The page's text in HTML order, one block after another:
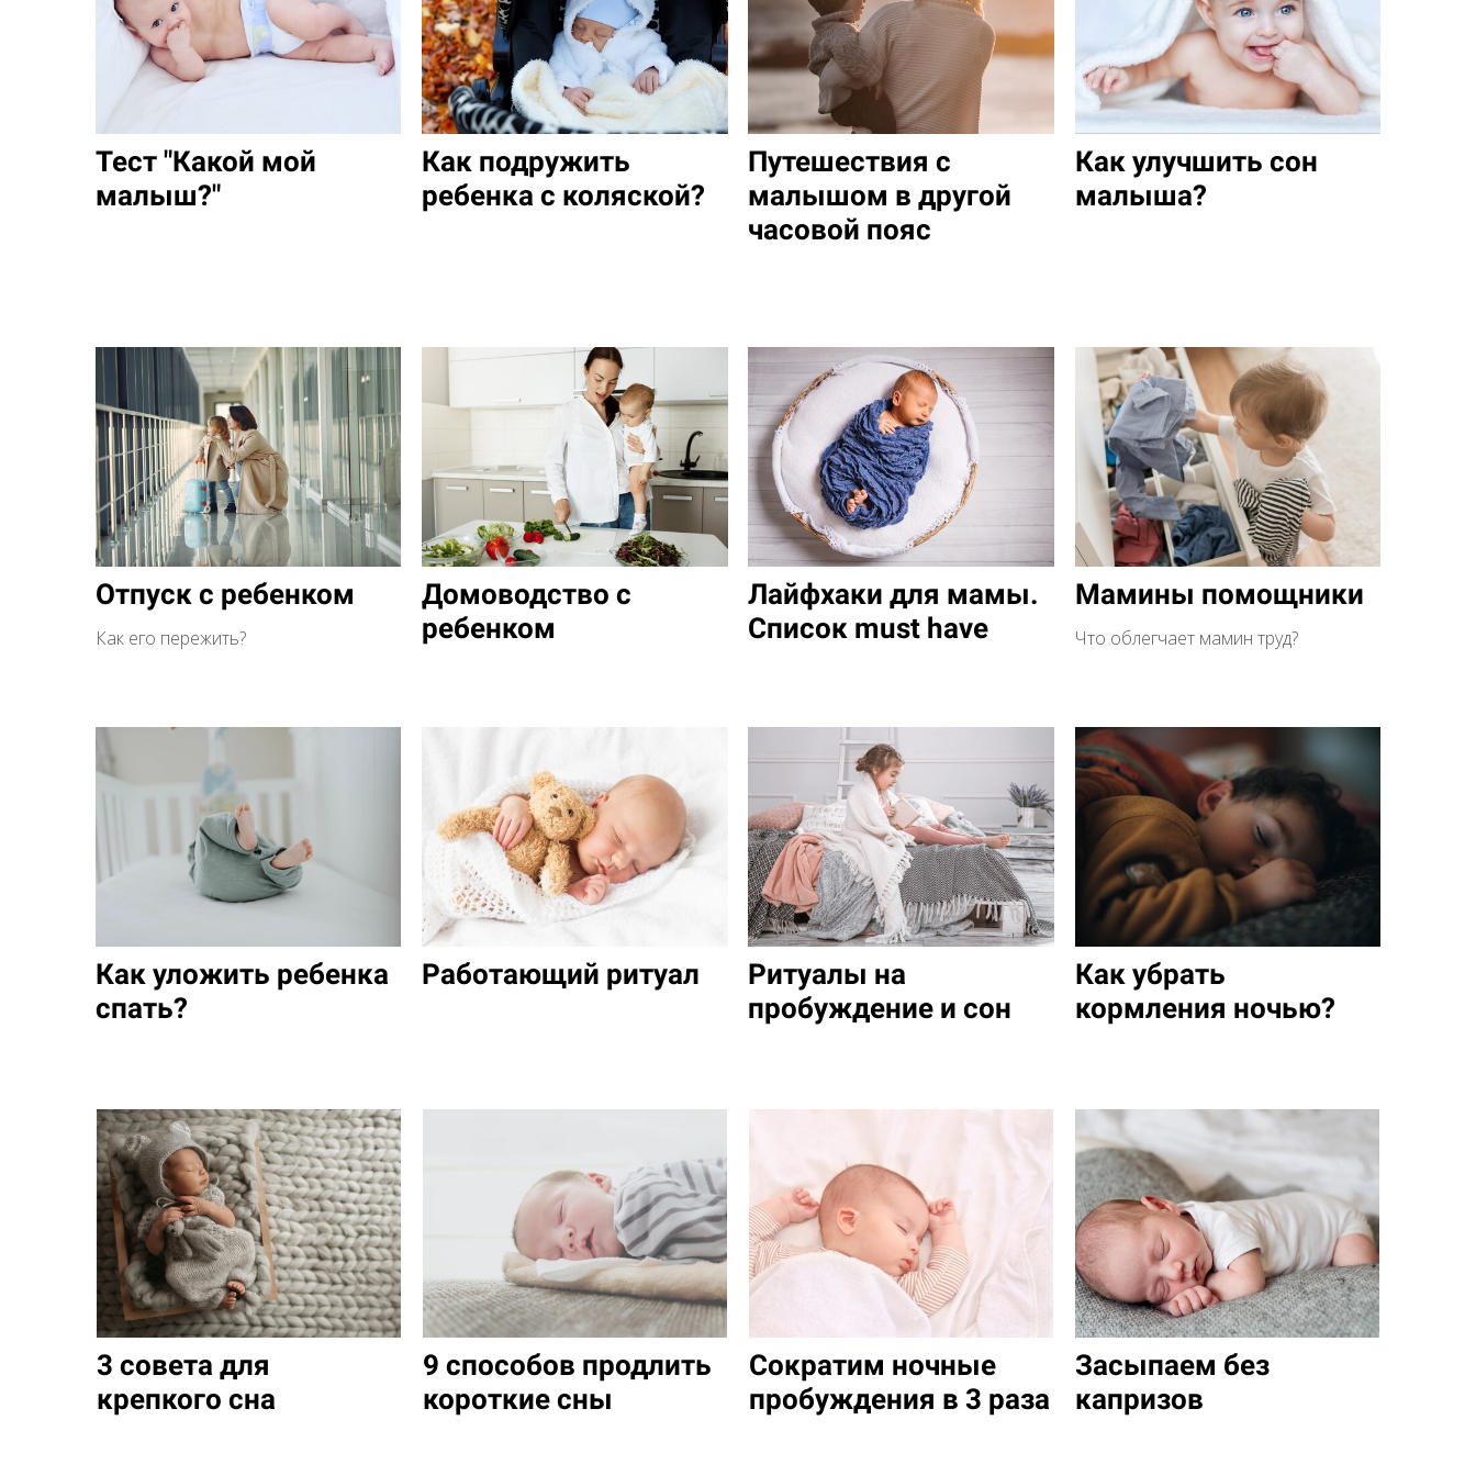
Тест "Какой мой
малыш?"
Как подружить
ребенка с коляской?
Путешествия с
малышом в другой
часовой пояс
Как улучшить сон
малыша?
Отпуск с ребенком
Как его пережить?
Домоводство с
ребенком
Лайфхаки для мамы.
Список must have
Мамины помощники
Что облегчает мамин труд?
Как уложить ребенка
спать?
Работающий ритуал
Ритуалы на
пробуждение и сон
Как убрать
кормления ночью?
3 совета для
крепкого сна
9 способов продлить
короткие сны
Сократим ночные
пробуждения в 3 раза
Засыпаем без
капризов